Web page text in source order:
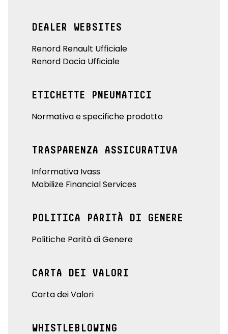
DEALER WEBSITES
Renord Renault Ufficiale
Renord Dacia Ufficiale
ETICHETTE PNEUMATICI
Normativa e specifiche prodotto
TRASPARENZA ASSICURATIVA
Informativa Ivass
Mobilize Financial Services
POLITICA PARITÀ DI GENERE
Politiche Parità di Genere
CARTA DEI VALORI
Carta dei Valori
WHISTLEBLOWING